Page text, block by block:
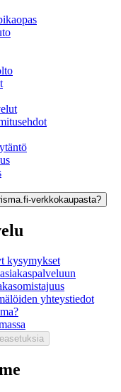
verkkokaupasta?
kysymykset
yhteystiedot